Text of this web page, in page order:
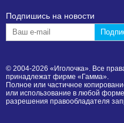
Подпишиcь на новости
© 2004-2026 «Иголочка». Все
принадлежат фирме «Гамма».
Полное или частичное
или использование в любой
разрешения правообладателя